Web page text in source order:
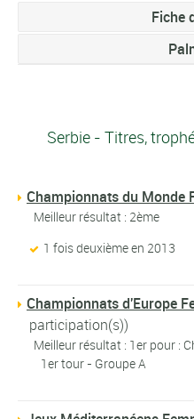
Fiche
Serbie - Titres,
Championnats du Monde
Meilleur résultat : 2ème
1 fois deuxième en 2013
Championnats d'Europe
participation(s))
Meilleur résultat : 1er pour :
1er tour - Groupe A